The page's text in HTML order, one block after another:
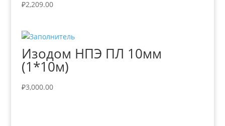
₽2,209.00
Изодом НПЭ ПЛ 10мм
(1*10м)
₽3,000.00